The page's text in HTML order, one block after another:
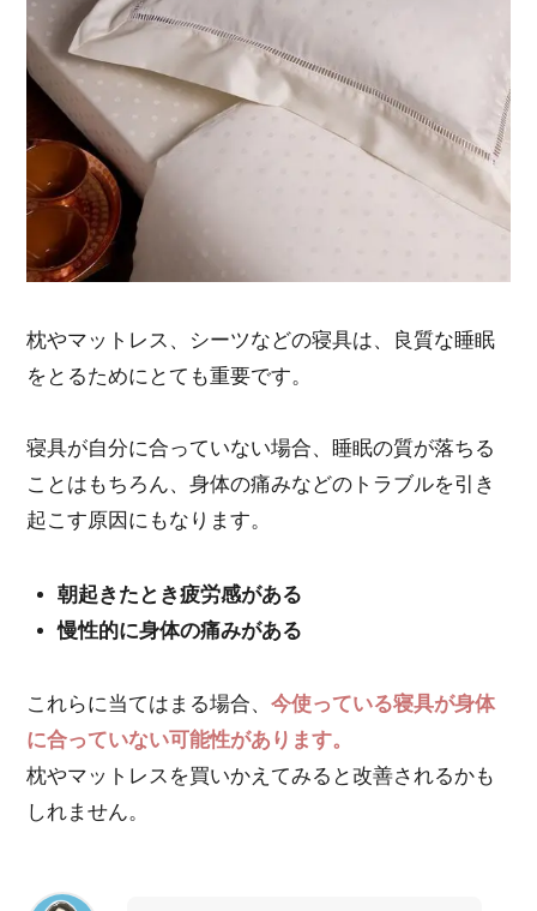
枕やマットレス、シーツなどの寝具は、良質な睡眠
をとるためにとても重要です。
寝具が自分に合っていない場合、睡眠の質が落ちる
ことはもちろん、身体の痛みなどのトラブルを引き
起こす原因にもなります。
朝起きたとき疲労感がある
慢性的に身体の痛みがある
これらに当てはまる場合、今使っている寝具が身体
に合っていない可能性があります。
枕やマットレスを買いかえてみると改善されるかも
しれません。